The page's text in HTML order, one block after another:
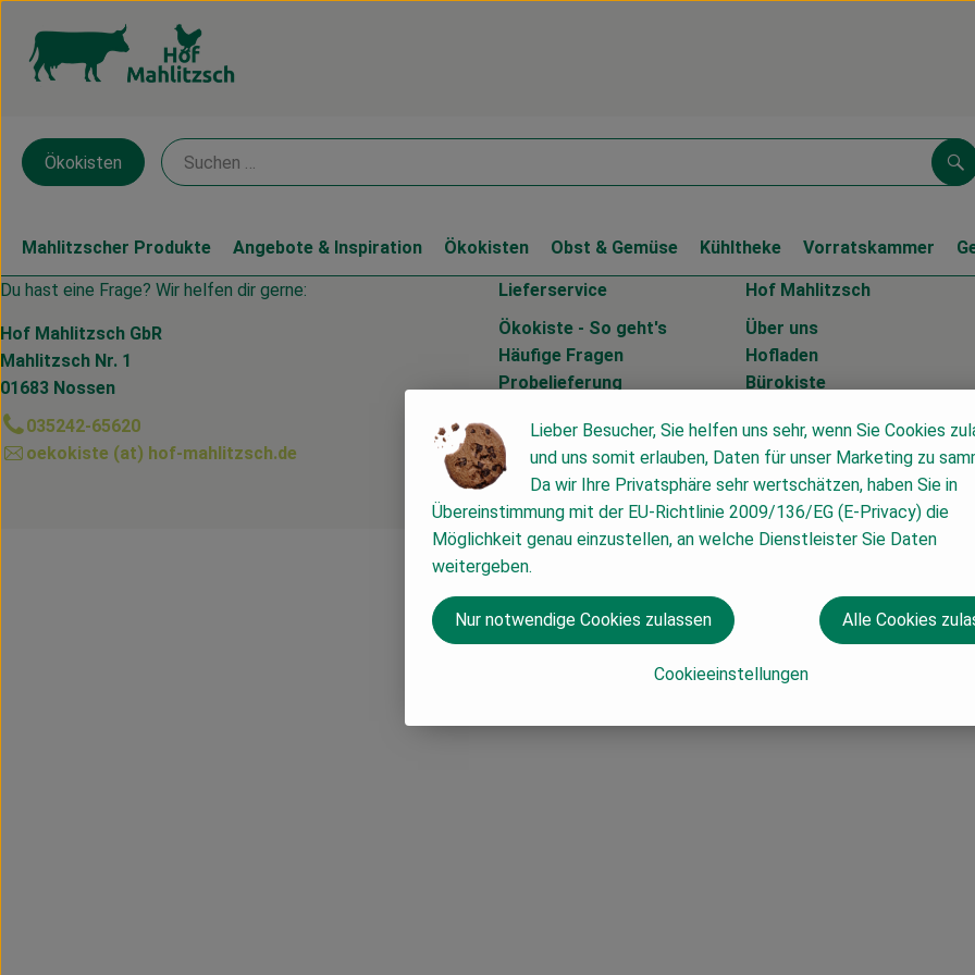
Ökokisten
Mahlitzscher Produkte Angebote & Inspiration Ökokisten Obst & Gemüse Kühltheke Vorratskammer
Du hast eine Frage? Wir helfen dir gerne:
Hof Mahlitzsch GbR
Mahlitzsch Nr. 1
01683 Nossen
035242-65620
oekokiste (at) hof-mahlitzsch.de
Lieferservice
Ökokiste - So geht's
Häufige Fragen
Probelieferung
Hof Mahlitzsch
Über uns
Hofladen
Bürokiste
Kontrollstelle DE-ÖKO-037
Lieber Besucher, Sie helfen uns sehr, wenn Sie Cookies
und uns somit erlauben, Daten für unser Marketing zu
Da wir Ihre Privatsphäre sehr wertschätzen, haben Sie in
Übereinstimmung mit der EU-Richtlinie 2009/136/EG (E-Privacy) die
Möglichkeit genau einzustellen, an welche Dienstleister Sie Daten
weitergeben.
Cookieeinstellungen
Nur notwendige Cookies zulassen Alle Cookies